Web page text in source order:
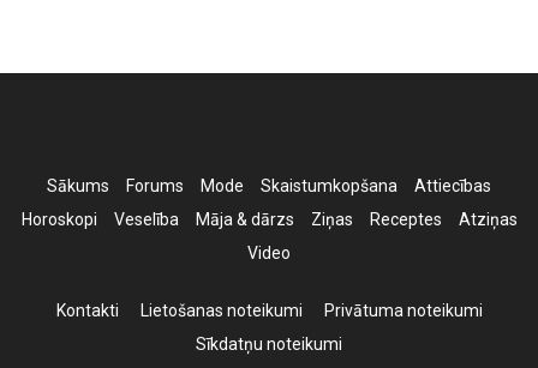
Sākums Forums Mode Skaistumkopšana
Attiecības
Horoskopi
Veselība Māja & dārzs Ziņas Receptes
Atziņas
Video
Kontakti Lietošanas noteikumi
Privātuma noteikumi
Sīkdatņu noteikumi